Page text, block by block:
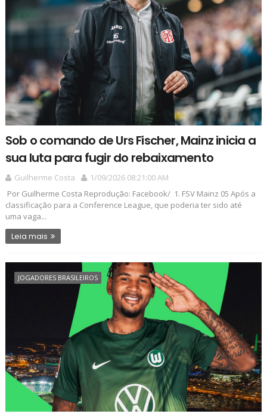
Sob o comando de Urs Fischer, Mainz inicia a
sua luta para fugir do rebaixamento
Guilherme Costa
1/09/2026 08:21:00 AM
Por Guilherme Costa Reprodução: Facebook/ 1. FSV Mainz 05 Após a
classificação para a Conference League, que poderia ter sido até
uma vaga...
Leia mais
JOGADORES BRASILEIROS